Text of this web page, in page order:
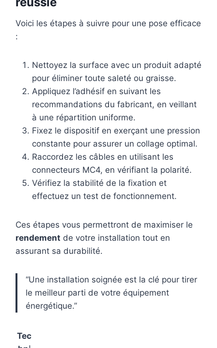
Voici les étapes à suivre pour une pose efficace
:
Nettoyez la surface avec un produit adapté
pour éliminer toute saleté ou graisse.
Appliquez l’adhésif en suivant les
recommandations du fabricant, en veillant
à une répartition uniforme.
Fixez le dispositif en exerçant une pression
constante pour assurer un collage optimal.
Raccordez les câbles en utilisant les
connecteurs MC4, en vérifiant la polarité.
Vérifiez la stabilité de la fixation et
effectuez un test de fonctionnement.
Ces étapes vous permettront de maximiser le
rendement de votre installation tout en
assurant sa durabilité.
“Une installation soignée est la clé pour tirer
le meilleur parti de votre équipement
énergétique.”
Tec